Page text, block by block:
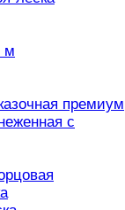
м
премиум
с